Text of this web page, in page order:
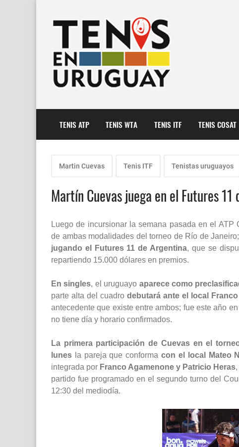
TENIS ATP TENIS WTA TENIS ITF TENIS COSAT
Martin Cuevas Tenis ITF Tenistas uruguayos
Martín Cuevas juega en el Futures
Luego de incursionar la semana pasada en el
de ambas modalidades del torneo de Río de Janeiro;
jugando el Futures 11 de Argentina, que se
repartiendo 15.000 dólares en premios.
En singles, el uruguayo aparece como
parte alta del cuadro debutará ante el local
antecedente que existe entre ambos; fue este año
no tiene día y horario confirmados.
La primera participación de Cuevas en el
lunes la pareja que conformacon el local Mateo
integrada por Franco Agamenone y Patricio Heras
partido fue programado en el segundo turno del
12:30 del mediodía.